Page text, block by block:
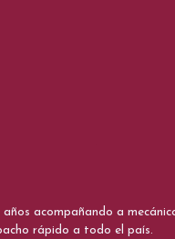
acompañando a
rápido a todo el país.